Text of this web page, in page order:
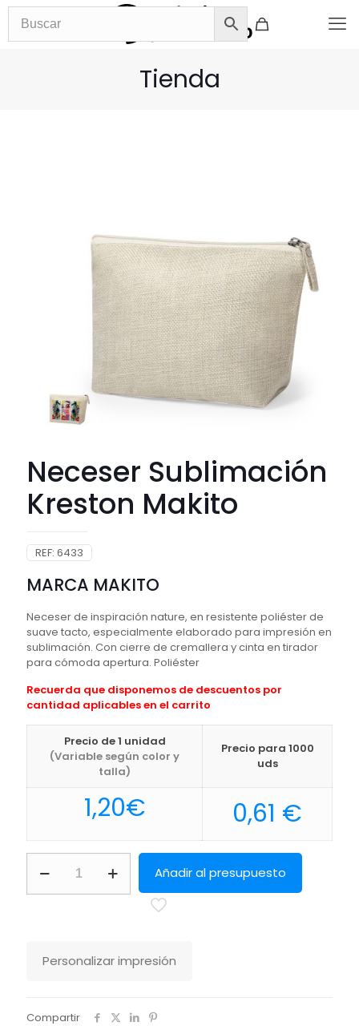
Tienda
Neceser Sublimación
Kreston Makito
REF: 6433
MARCA MAKITO
Neceser de inspiración nature, en resistente poliéster de
suave tacto, especialmente elaborado para impresión en
sublimación. Con cierre de cremallera y cinta en tirador
para cómoda apertura. Poliéster
Recuerda que disponemos de descuentos por
cantidad aplicables en el carrito
Precio de 1 unidad
(Variable según color y
talla)
Precio para 1000
uds
1,20€ 0,61 €
Sublimación
Kreston
Añadir al presupuesto
Personalizar impresión
Compartir